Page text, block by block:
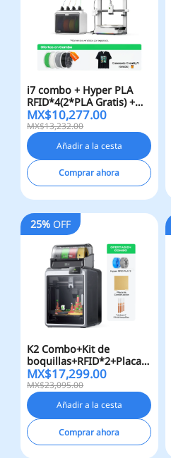
i7 combo + Hyper PLA
RFID*4(2*PLA Gratis) +
Camiseta Creality(Gratis)
🎁
MX$10,277.00
MX$13,232.00
Añadir a la cesta
Comprar ahora
25% OFF
K2 Combo+Kit de
boquillas+RFID*2+Placa
de Construcción(Regalo)
MX$17,299.00
MX$23,095.00
Añadir a la cesta
Comprar ahora